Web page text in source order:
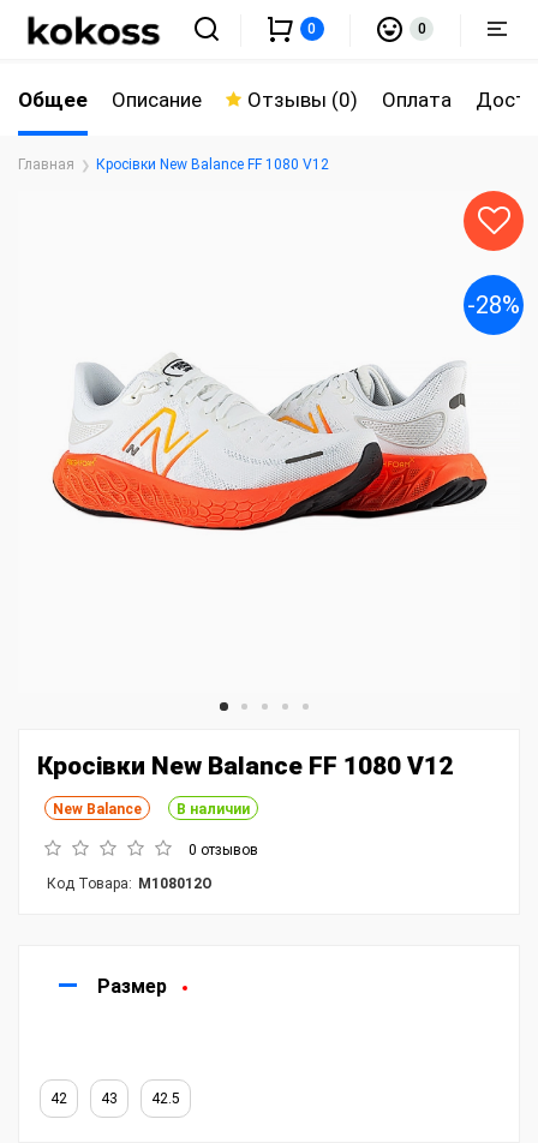
0 0
Главная Кросівки New Balance FF 1080 V12
Общее Описание Отзывы (0) Оплата
-28%
Кросівки New Balance FF 1080 V12
New Balance В наличии
0 отзывов
Код Товара: M108012O
Размер
42 43 42.5